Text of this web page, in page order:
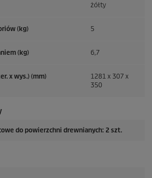
żółty
(kg) 5
(kg) 6,7
x wys.) (mm)
1281 x 307 x
350
do powierzchni drewnianych: 2 szt.